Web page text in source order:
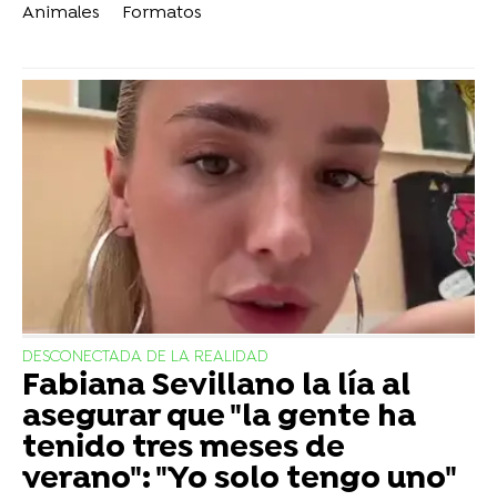
Animales
Formatos
DESCONECTADA DE LA REALIDAD
Fabiana Sevillano la lía al
asegurar que "la gente ha
tenido tres meses de
verano": "Yo solo tengo uno"